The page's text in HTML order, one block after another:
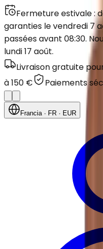
Fermeture estivale :
garanties le vendredi 7
passées avant 08:30.
lundi 17 août.
Livraison gratuite
à 150 €
Paiements
Francia· FR · EUR